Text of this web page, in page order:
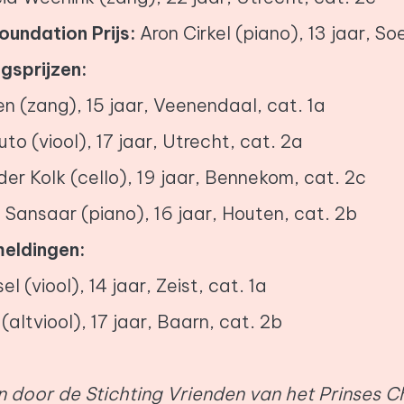
Prijs: Aron Cirkel (piano), 13 jaar,
(zang), 15 jaar, Veenendaal, cat. 1a
(viool), 17 jaar, Utrecht, cat. 2a
Kolk (cello), 19 jaar, Bennekom, cat. 2c
Sansaar (piano), 16 jaar, Houten, cat. 2b
(viool), 14 jaar, Zeist, cat. 1a
(altviool), 17 jaar, Baarn, cat. 2b
door de Stichting Vrienden van het Prinses